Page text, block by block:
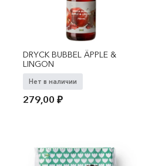
DRYCK BUBBEL ÄPPLE &
LINGON
Нет в наличии
279,00₽